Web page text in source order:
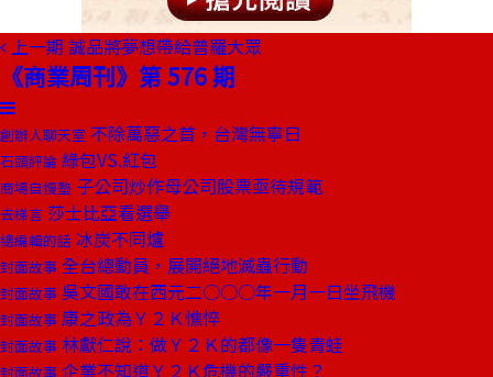
上一期 誠品將夢想帶給普羅大眾
《商業周刊》第 576 期
創辦人聊天室 不除萬惡之首，台灣無寧日
石頭評論 綠包VS.紅包
商場自慢塾 子公司炒作母公司股票亟待規範
去梯言 莎士比亞看選舉
總編輯的話 冰炭不同爐
封面故事 全台總動員，展開絕地滅蟲行動
封面故事 吳文國敢在西元二○○○年一月一日坐飛機
封面故事 康之政為Ｙ２Ｋ憔悴
封面故事 林獻仁說：做Ｙ２Ｋ的都像一隻青蛙
封面故事 企業不知道Ｙ２Ｋ危機的嚴重性？